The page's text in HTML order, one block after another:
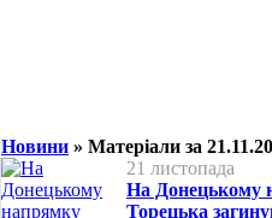
Новини » Матеріали за
21 листопада
На Донецькому
Торецька